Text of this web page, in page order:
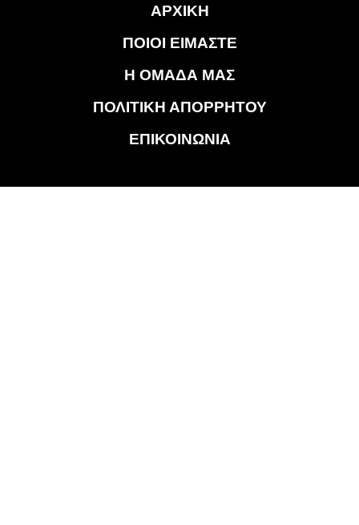
ΑΡΧΙΚΗ
ΠΟΙΟΙ ΕΙΜΑΣΤΕ
Η ΟΜΑΔΑ ΜΑΣ
ΠΟΛΙΤΙΚΗ ΑΠΟΡΡΗΤΟΥ
ΕΠΙΚΟΙΝΩΝΙΑ